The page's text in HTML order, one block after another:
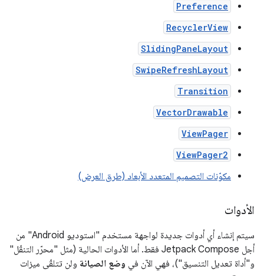
Preference
RecyclerView
SlidingPaneLayout
SwipeRefreshLayout
Transition
VectorDrawable
ViewPager
ViewPager2
مكوّنات التصميم المتعدد الأبعاد (طرق العرض)
الأدوات
سيتم إنشاء أي أدوات جديدة لواجهة مستخدم "استوديو Android" من
أجل Jetpack Compose فقط. أما الأدوات الحالية (مثل "محرّر التنقّل"
و"أداة تعديل التنسيق")، فهي الآن في وضع الصيانة ولن تتلقّى ميزات